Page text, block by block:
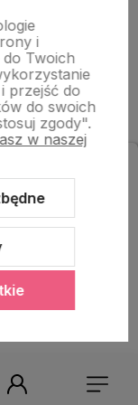
środowiska
doradztwo w
ich montażu, aby
we
prezent
i
Twoich
przejść do
do swoich
zgody".
w naszej